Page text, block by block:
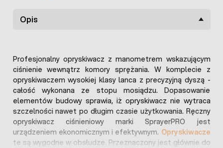
Opis
Profesjonalny opryskiwacz z manometrem wskazującym
ciśnienie wewnątrz komory sprężania. W komplecie z
opryskiwaczem wysokiej klasy lanca z precyzyjną dyszą -
całość wykonana ze stopu mosiądzu. Dopasowanie
elementów budowy sprawia, iż opryskiwacz nie wytraca
szczelności nawet po długim czasie użytkowania. Ręczny
opryskiwacz ciśnieniowy marki SprayerPRO jest
urządzeniem ekonomicznym i efektywnym. Opryskiwacze
te są wygodne w obsłudze. Przeznaczony jest głównie do